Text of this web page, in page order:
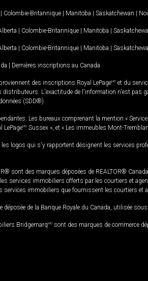
| Colombie-Britannique | Manitoba | Saskatchewan |
| Colombie-Britannique | Manitoba |
| Colombie-Britannique | Manitoba |
| Dernières inscriptions au Canada
des inscriptions Royal LePageMD et du
distributeurs. L'exactitude de l'information n'est pas
(SDD®).
Les bureaux comprenant la mention «
LePageMD Sussex », et « Les immeubles Mont-
logos qui s'y rapportent désignent les services
sont des marques déposées de REALTOR®
services immobiliers offerts par les courtiers et
services immobiliers que fournissent les courtiers et
déposée de la Banque Royale du Canada, utilisée
BridgemarqMD sont des marques de commerce